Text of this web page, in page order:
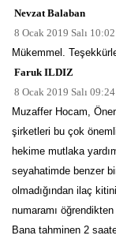
Nevzat Balaban
8 Ocak 2019 Salı 10:02
Mükemmel.
Faruk ILDIZ
8 Ocak 2019 Salı 09:24
Muzaffer Hocam,
şirketleri bu çok
hekime mutlaka
seyahatimde benzer
olmadığından ilaç
numaramı
Bana tahminen 2